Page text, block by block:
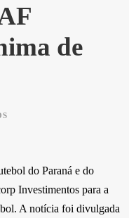
de
do Paraná e do
Investimentos para a
A notícia foi divulgada